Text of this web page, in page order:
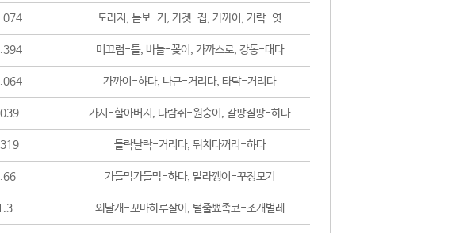
도라지, 돋보-기, 가겟-집, 가까이, 가락-엿
미끄럼-틀, 바늘-꽂이, 가까스로, 강동-대다
가까이-하다, 나근-거리다, 타닥-거리다
가시-할아버지, 다람쥐-원숭이, 갈팡질팡-하다
들락날락-거리다, 뒤치다꺼리-하다
가들막가들막-하다, 말라깽이-꾸정모기
외날개-꼬마하루살이, 털줄뾰족코-조개벌레